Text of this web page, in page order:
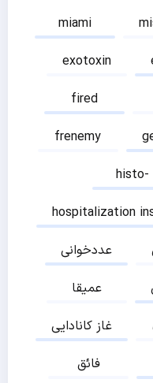
miami
exotoxin
fired
frenemy
histo-
hospitalization
عددخوانی
عمیقا
غاز کانادایی
فائق